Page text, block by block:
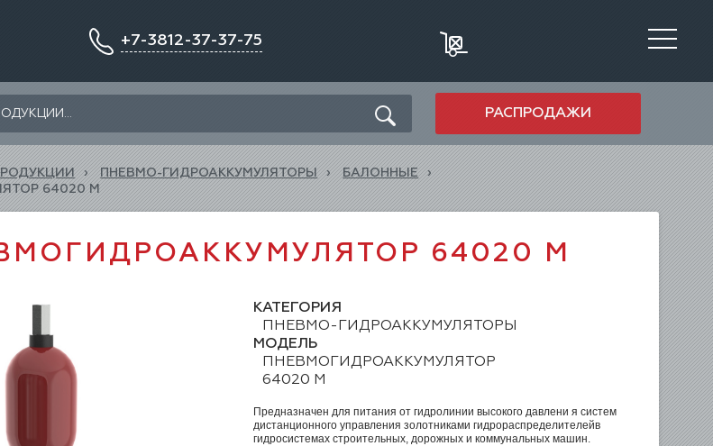
+7-3812-37-37-75
РАСПРОДАЖИ
ПНЕВМО-ГИДРОАККУМУЛЯТОРЫ
БАЛОННЫЕ
64020 М
64020 М
КАТЕГОРИЯ
ПНЕВМО-ГИДРОАККУМУЛЯТОРЫ
МОДЕЛЬ
ПНЕВМОГИДРОАККУМУЛЯТОР
64020 М
Предназначен для питания от гидролинии высокого давлени я систем
дистанционного управления золотниками гидрораспределителейв
гидросистемах строительных, дорожных и коммунальных машин.